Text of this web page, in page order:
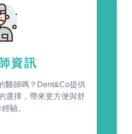
資訊
醫師嗎？Dent&Co提供
選擇，帶來更方便與舒
驗。